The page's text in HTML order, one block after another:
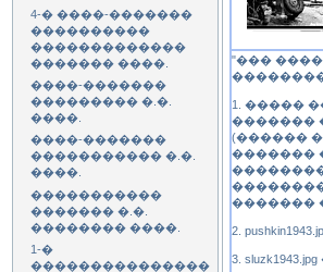
4-� ����-�������
����������
�������������
������� ����.
����-�������
��������� �.�.
����.
����-�������
����������� �.�.
����.
�����������
������� �.�.
�������� ����.
1-�
���������������
"���
1. �����
�������
(������
�������
�������
2.
3.